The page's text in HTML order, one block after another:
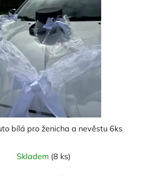
bílá pro ženicha a nevěstu 6ks
Skladem (8 ks)